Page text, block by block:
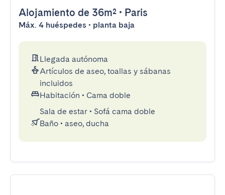
Alojamiento de 36m² • Paris
Máx. 4 huéspedes • planta baja
Llegada autónoma
Artículos de aseo, toallas y sábanas
incluidos
Habitación • Cama doble
Sala de estar • Sofá cama doble
Baño • aseo, ducha